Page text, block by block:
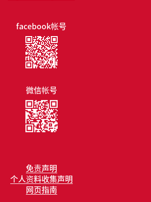
免责声明
个人资料收集声明
网页指南
facebook帐号
微信帐号